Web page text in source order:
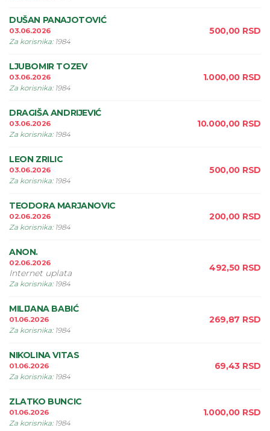
DUŠAN PANAJOTOVIĆ
03.06.2026
Za korisnika: 1984
500,00 RSD
LJUBOMIR TOZEV
03.06.2026
Za korisnika: 1984
1.000,00 RSD
DRAGIŠA ANDRIJEVIĆ
03.06.2026
Za korisnika: 1984
10.000,00 RSD
LEON ZRILIC
03.06.2026
Za korisnika: 1984
500,00 RSD
TEODORA MARJANOVIC
02.06.2026
Za korisnika: 1984
200,00 RSD
ANON.
02.06.2026
Internet uplata
Za korisnika: 1984
492,50 RSD
MILIJANA BABIĆ
01.06.2026
Za korisnika: 1984
269,87 RSD
NIKOLINA VITAS
01.06.2026
Za korisnika: 1984
69,43 RSD
ZLATKO BUNCIC
01.06.2026
Za korisnika: 1984
1.000,00 RSD